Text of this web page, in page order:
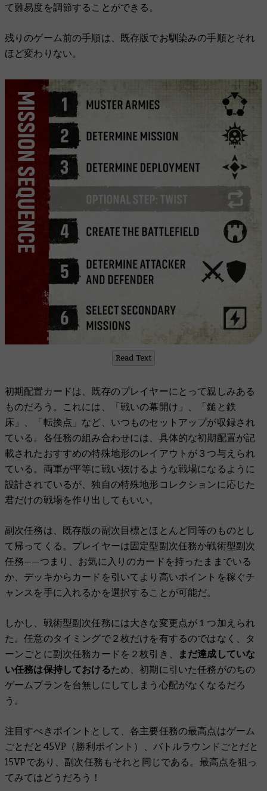
て難易度を調節することができる。
残りのゲーム前の手順は、既存版でお馴染みの手順とそれ
ほど変わりない。
Read Text
初期配置カードは、既存のプレイヤーにとって親しみある
ものだろう。これには、「戦いの幕開け」、「鎚と鉄
床」、「転換点」など、いつものセットアップが収録され
ている。各任務の組み合わせには、具体的な初期配置が記
載されたおすすめの特殊地形のレイアウトが３つ与えられ
ている。両軍が平等に戦い抜けるような戦場になるように
設計されているが、独自の特殊地形コレクションに応じた
君だけの戦場を作り出してもいい。
副次任務は、既存版の副次目標とほとんど同等のものとし
て帰ってくる。プレイヤーは固定型副次任務か戦術型副次
任務——つまり、お気に入りのカードを持ったままでいる
か、デッキからカードを引いてより高いポイントを稼ぐチ
ャンスを手に入れるかを選択することが可能だ。
しかし、戦術型副次任務には大きな変更点が１つ加えられ
た。任意のタイミングで２枚だけを有するのではなく、タ
ーンごとに副次任務カードを２枚引き、
まだ達成していな
い任務は保持しておけるため、初期に引いた任務がのちの
ゲームプランを台無しにしてしまう心配がなくなるだろ
う。
注目すべきポイントとして、各主要任務の最高点はゲーム
ごとだと45VP（勝利ポイント）、バトルラウンドごとだと
15VPであり、副次任務もそれと同じである。最高点を狙っ
てみてはどうだろう！